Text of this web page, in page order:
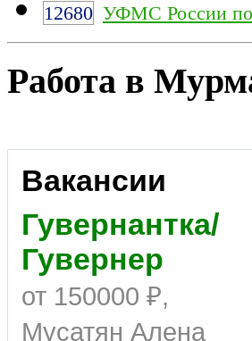
12680 УФМС России по
Работа в
Вакансии
Гувернантка/
Гувернер
от 150000 ₽,
Мусатян Алена